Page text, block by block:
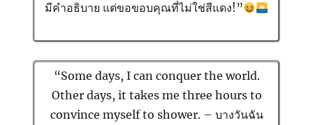
มีคำอธิบาย แต่ขอขอบคุณที่ไม่ใช่สีแดง!”
“Some days, I can conquer the world.
Other days, it takes me three hours to
convince myself to shower. – บางวันฉัน